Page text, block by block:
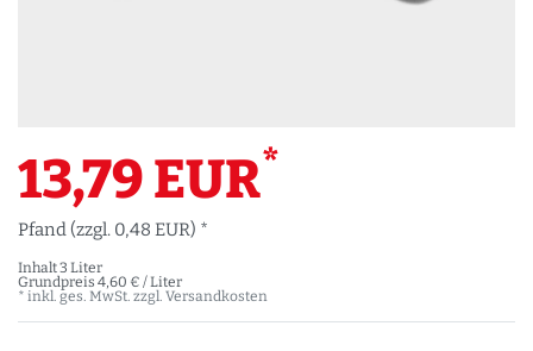
13,79 EUR*
Pfand (zzgl. 0,48 EUR) *
Inhalt3 Liter
Grundpreis 4,60 € / Liter
* inkl. ges. MwSt. zzgl. Versandkosten